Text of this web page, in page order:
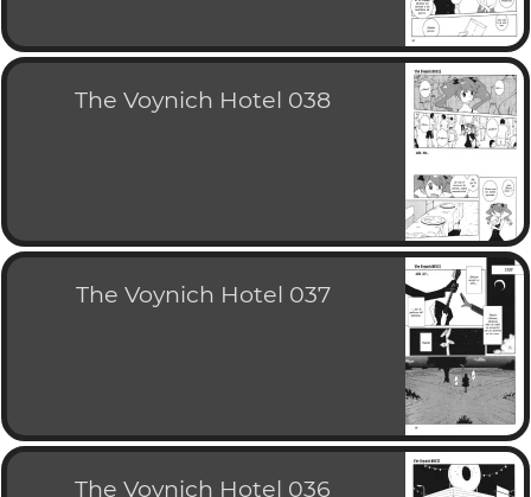
The Voynich Hotel 038
The Voynich Hotel 037
The Voynich Hotel 036